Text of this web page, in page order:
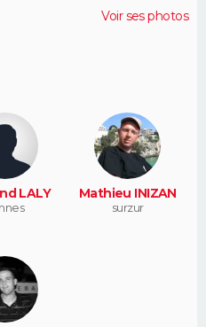
Voir ses photos
LALY Mathieu INIZAN
surzur